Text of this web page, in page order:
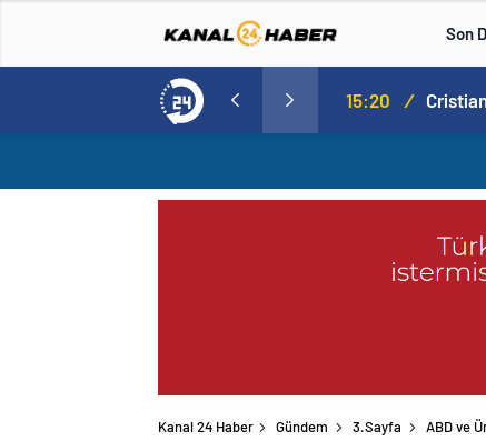
Son
Norweç silahlı kuvvetleri kadınlardan oluşan özel kuvvetler eğitimlerini başlattı. 15:20 /
Kanal 24 Haber Gündem 3.Sayfa ABD ve